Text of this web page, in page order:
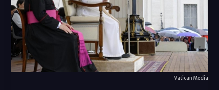
Vatican Media